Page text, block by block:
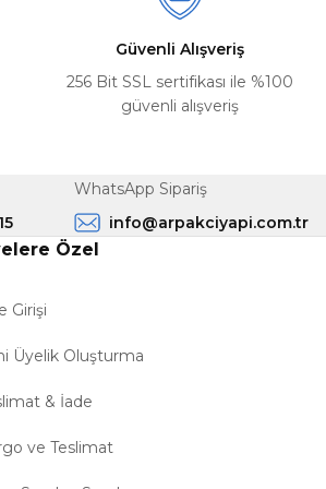
Güvenli Alışveriş
256 Bit SSL sertifikası ile %100
güvenli alışveriş
WhatsApp Sipariş
info@arpakciyapi.com.tr
Özel
Girişi
Üyelik Oluşturma
& İade
ve Teslimat